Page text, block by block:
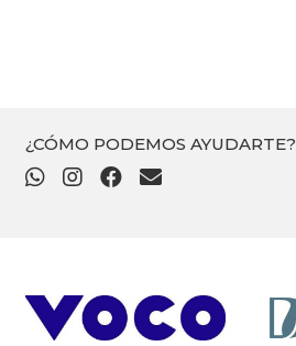
$
520
¿CÓMO PODEMOS AYUDARTE?